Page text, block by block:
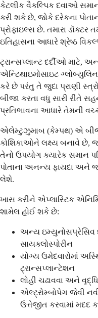
કેટલીક વૈકલ્પિક દવાઓ
કરી શકે છે, જોકે દરેકના
પ્રોફાઇલ્સ છે. તમારા ડૉક્ટર
ઇતિહાસના આધારે શ્રેષ્ઠ
ટ્રાન્સપ્લાન્ટ દર્દીઓ માટે,
એન્ટિથાઇમોસાઇટ
કરે છે પરંતુ તે જુદા પ્રાણી
બીજા કરતા વધુ સારી રીતે
પ્રતિભાવના આધારે તેમની
એલેમ્ટુઝુમાબ (કેમ્પથ) એ બીજું
કોશિકાઓને લક્ષ્ય બનાવે છે,
તેનો ઉપયોગ ક્યારેક સમાન
પોતાના અનન્ય ફાયદા અને
લેશે.
ખાસ કરીને એપ્લાસ્ટિક
શામેલ હોઈ શકે છે:
અન્ય ઇમ્યુનોસપ્રેસિવ
સાયક્લોસ્પોરીન
યોગ્ય ઉમેદવારોમાં
ટ્રાન્સપ્લાન્ટેશન
લોહી ચઢાવવા અને
એલ્ટ્રોમ્બોપેગ જેવી
ઉત્તેજીત કરવામાં મદદ